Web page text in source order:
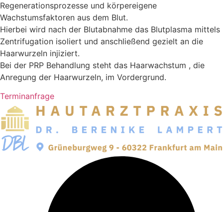
Regenerationsprozesse und körpereigene
Wachstumsfaktoren aus dem Blut.
Hierbei wird nach der Blutabnahme das Blutplasma mittels
Zentrifugation isoliert und anschließend gezielt an die
Haarwurzeln injiziert.
Bei der PRP Behandlung steht das Haarwachstum , die
Anregung der Haarwurzeln, im Vordergrund.
Terminanfrage